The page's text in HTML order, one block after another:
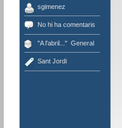
sgimenez
No hi ha comentaris
"A l'abril...", General
Sant Jordi